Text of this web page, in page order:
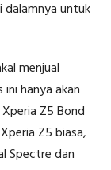
untuk
menjual
hanya akan
Z5 Bond
Z5 biasa,
Spectre dan